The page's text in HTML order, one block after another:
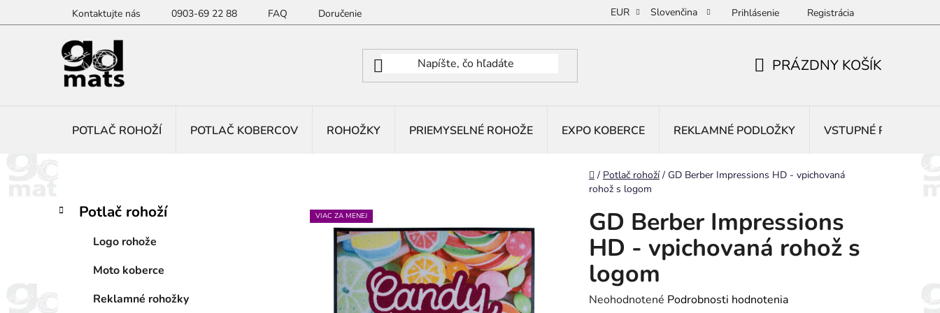
na
Kontaktujte nás 0903-69 22 88 FAQ Doručenie EUR Slovenčina Prihlásenie Registrácia
PRÁZDNY KOŠÍK
POTLAČ ROHOŽÍ POTLAČ KOBERCOV ROHOŽKY PRIEMYSELNÉ ROHOŽE EXPO KOBERCE REKLAMNÉ PODLOŽKY VSTUPNÉ ROHOŽE
Domov
/ Potlač rohoží / GD Berber Impressions HD - vpichovaná
rohož s logom
BPreskočiť
kategórie
K
a
Potlač rohoží
Logo rohože
Moto koberce
Reklamné rohožky
GD Berber Impressions
HD - vpichovaná rohož s
logom
Priemerné
Neohodnotené Podrobnosti hodnotenia
VIAC ZA MENEJ